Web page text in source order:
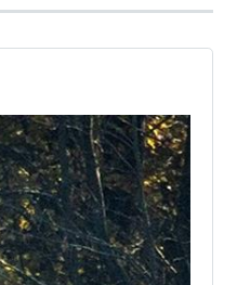
シチュエーションを行わ
に達成した人物が男とな
に終了するようなルー
いない。